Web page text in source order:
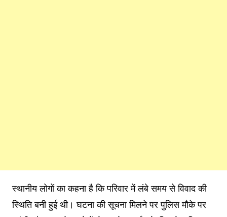
स्थानीय लोगों का कहना है कि परिवार में लंबे समय से विवाद की
स्थिति बनी हुई थी। घटना की सूचना मिलने पर पुलिस मौके पर